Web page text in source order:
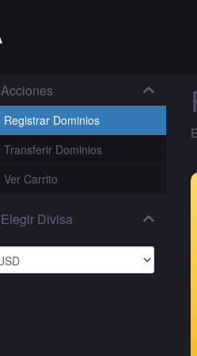
Acciones
Registrar Dominios
Transferir Dominios
Ver Carrito
Elegir Divisa